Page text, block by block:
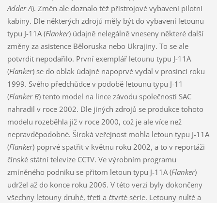
Adder A). Změn ale doznalo též přístrojové vybavení pilotní
kabiny. Dle některých zdrojů měly být do vybavení letounu
typu J-11A (Flanker) údajně nelegálně vneseny některé další
změny za asistence Běloruska nebo Ukrajiny. To se ale
potvrdit nepodařilo. První exemplář letounu typu J-11A
(Flanker) se do oblak údajně napoprvé vydal v prosinci roku
1999. Svého předchůdce v podobě letounu typu J-11
(Flanker B) tento model na lince závodu společnosti SAC
nahradil v roce 2002. Dle jiných zdrojů se produkce tohoto
modelu rozeběhla již v roce 2000, což je ale více než
nepravděpodobné. Široká veřejnost mohla letoun typu J-11A
(Flanker) poprvé spatřit v květnu roku 2002, a to v reportáži
čínské státní televize CCTV. Ve výrobním programu
zmíněného podniku se přitom letoun typu J-11A (Flanker)
udržel až do konce roku 2006. V této verzi byly dokončeny
všechny letouny druhé, třetí a čtvrté série. Letouny nulté a